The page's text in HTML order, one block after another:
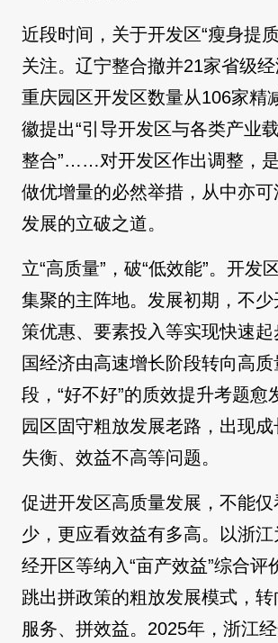
近段时间，关于开发区“瘦身提
关注。辽宁整合撤并21家省级经
重庆园区开发区数量从106家精
徽提出“引导开发区与各类产业
整合”……对开发区作出调整，是
做优增量的必然举措，从中亦
发展的立破之道。
立“高质量”，破“低效能”。开发
集聚的主阵地。发展初期，不
策优惠、要素投入等实现快速
国经济由高速增长阶段转向高
段，“好不好”的质效提升考题愈
园区固守粗放发展老路，出现
失衡、效益不高等问题。
促进开发区高质量发展，不能仅
少，更应看效益有多高。以浙
经开区等纳入“亩产效益”综合评
跳出拼政策的粗放发展模式，
服务、拼效益。2025年，浙江